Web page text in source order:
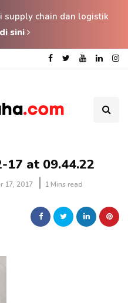
supply chain dan logistik
sini
17 at 09.44.22
17, 2017 1 Mins read